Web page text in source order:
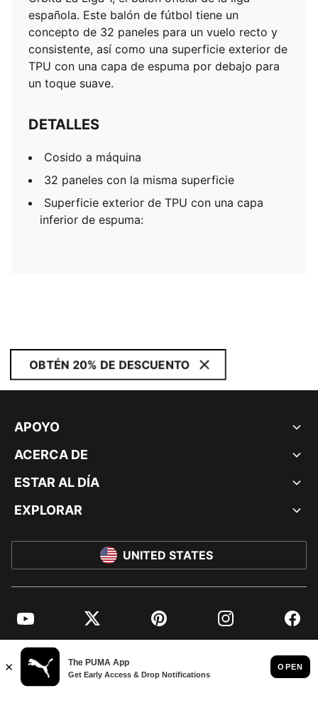
española. Este balón de fútbol tiene un
concepto de 32 paneles para un vuelo recto y
consistente, así como una superficie exterior de
TPU con una capa de espuma por debajo para
un toque suave.
DETALLES
Cosido a máquina
32 paneles con la misma superficie
Superficie exterior de TPU con una capa
inferior de espuma:
OBTÉN 20% DE DESCUENTO
APOYO
ACERCA DE
ESTAR AL DÍA
EXPLORAR
UNITED STATES
YouTube Twitter Pinterest Instagram
© PUMA NORTH AMERICA, INC.
IMPRINT AND LEGAL DATA